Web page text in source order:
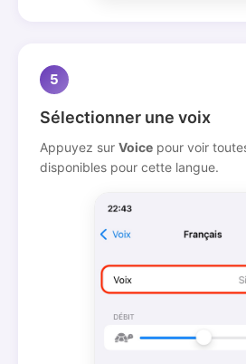
5
Sélectionner une voix
Appuyez sur Voice pour voir
disponibles pour cette langue.